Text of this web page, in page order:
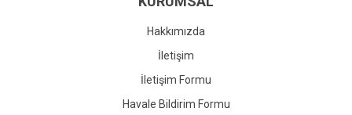
Hakkımızda
İletişim
İletişim Formu
Havale Bildirim Formu